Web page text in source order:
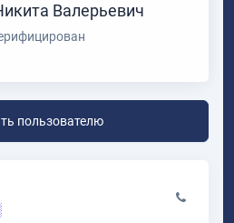
Валерьевич
пользователю